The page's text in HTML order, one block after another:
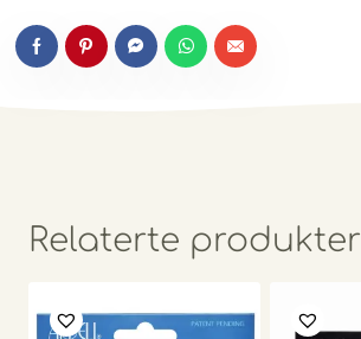
Relaterte produkter